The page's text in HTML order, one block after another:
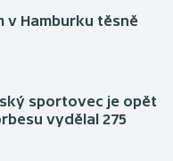
v Hamburku těsně
sportovec je opět
vydělal 275